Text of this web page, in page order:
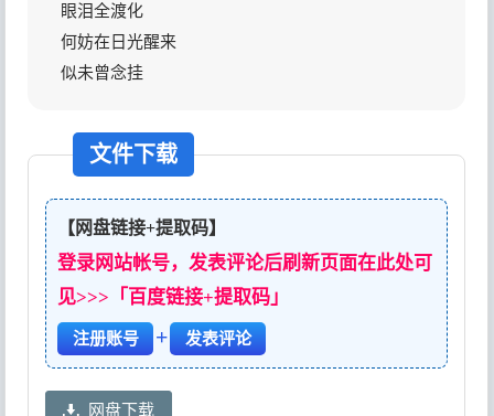
眼泪全渡化
何妨在日光醒来
似未曾念挂
文件下载
【网盘链接+提取码】
登录网站帐号，发表评论后刷新页面在此处可
见>>>「百度链接+提取码」
注册账号 + 发表评论
网盘下载